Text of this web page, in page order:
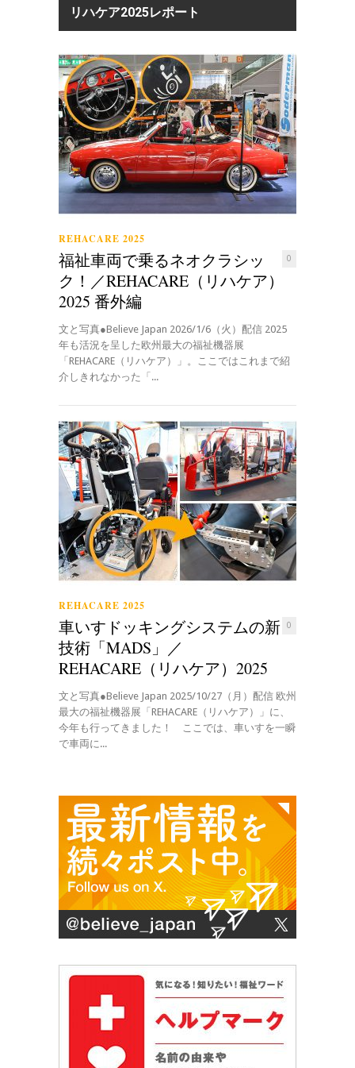
リハケア2025レポート
REHACARE 2025
0
福祉車両で乗るネオクラシッ
ク！／REHACARE（リハケア）
2025 番外編
文と写真●Believe Japan 2026/1/6（火）配信 2025
年も活況を呈した欧州最大の福祉機器展
「REHACARE（リハケア）」。ここではこれまで紹
介しきれなかった「...
REHACARE 2025
0
車いすドッキングシステムの新
技術「MADS」／
REHACARE（リハケア）2025
文と写真●Believe Japan 2025/10/27（月）配信 欧州
最大の福祉機器展「REHACARE（リハケア）」に、
今年も行ってきました！ ここでは、車いすを一瞬
で車両に...